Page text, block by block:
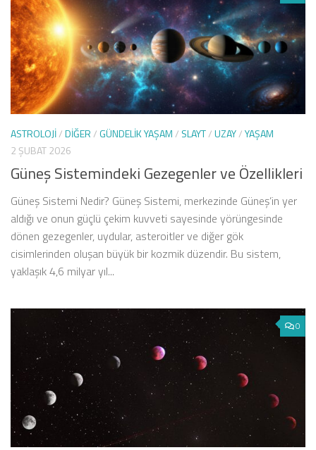
ASTROLOJI/DIĞER/GÜNDELIK YAŞAM/ SLAYT/UZAY/YAŞAM
2 ŞUBAT 2026
Güneş Sistemindeki Gezegenler ve Özellikleri
Güneş Sistemi Nedir? Güneş Sistemi, merkezinde Güneş’in yer
aldığı ve onun güçlü çekim kuvveti sayesinde yörüngesinde
dönen gezegenler, uydular, asteroitler ve diğer gök
cisimlerinden oluşan büyük bir kozmik düzendir. Bu sistem,
yaklaşık 4,6 milyar yıl...
0